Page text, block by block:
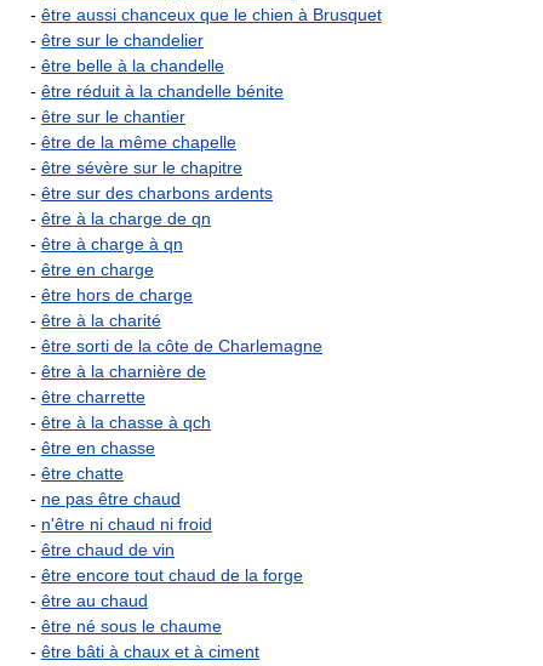
- être aussi chanceux que le chien à Brusquet
- être sur le chandelier
- être belle à la chandelle
- être réduit à la chandelle bénite
- être sur le chantier
- être de la même chapelle
- être sévère sur le chapitre
- être sur des charbons ardents
- être à la charge de qn
- être à charge à qn
- être en charge
- être hors de charge
- être à la charité
- être sorti de la côte de Charlemagne
- être à la charnière de
- être charrette
- être à la chasse à qch
- être en chasse
- être chatte
- ne pas être chaud
- n'être ni chaud ni froid
- être chaud de vin
- être encore tout chaud de la forge
- être au chaud
- être né sous le chaume
- être bâti à chaux et à ciment